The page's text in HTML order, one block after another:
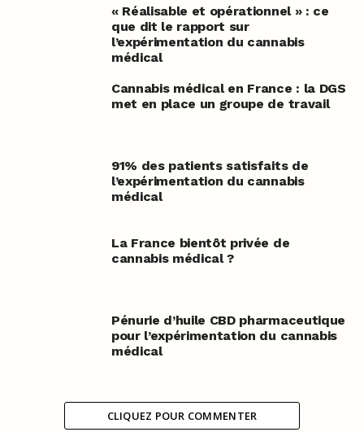
« Réalisable et opérationnel » : ce
que dit le rapport sur
l’expérimentation du cannabis
médical
Cannabis médical en France : la DGS
met en place un groupe de travail
91% des patients satisfaits de
l’expérimentation du cannabis
médical
La France bientôt privée de
cannabis médical ?
Pénurie d’huile CBD pharmaceutique
pour l’expérimentation du cannabis
médical
CLIQUEZ POUR COMMENTER